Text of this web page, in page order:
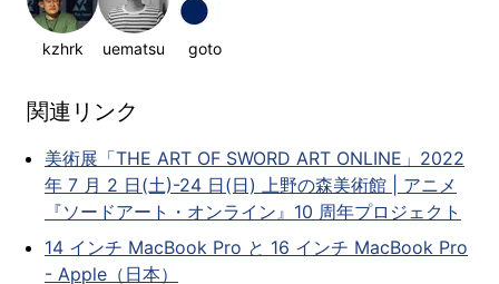
kzhrk uematsu goto
関連リンク
美術展「THE ART OF SWORD ART ONLINE」2022
年 7 月 2 日(土)-24 日(日) 上野の森美術館 | アニメ
『ソードアート・オンライン』10 周年プロジェクト
14 インチ MacBook Pro と 16 インチ MacBook Pro
- Apple（日本）